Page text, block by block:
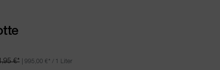
€* 995,00 € * / 1 Liter